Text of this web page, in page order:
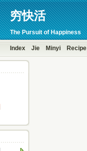
穷快活
The Pursuit of Happiness
Index Jie Minyi Recipe